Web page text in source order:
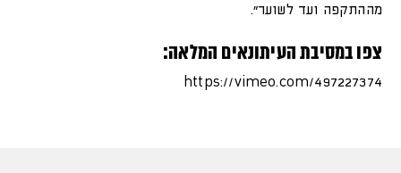
מההתקפה ועד לשוער".
צפו במסיבת העיתונאים המלאה:
https://vimeo.com/497227374